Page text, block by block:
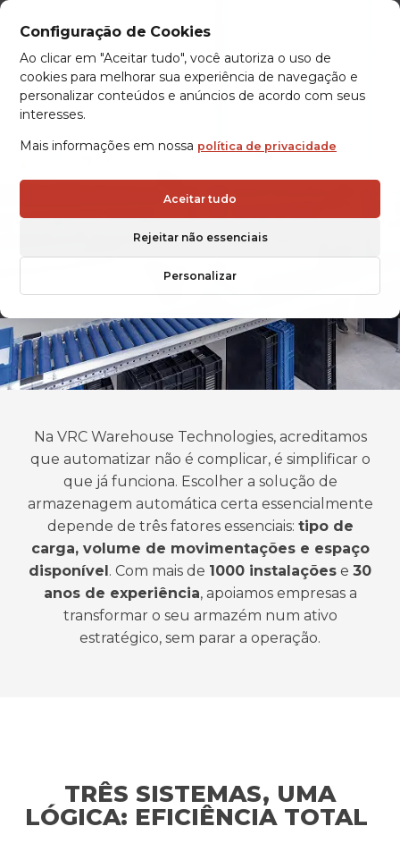
Configuração de Cookies
Ao clicar em "Aceitar tudo", você autoriza o uso de
cookies para melhorar sua experiência de navegação e
personalizar conteúdos e anúncios de acordo com seus
interesses.
Mais informações em nossa política de privacidade
Aceitar tudo
Rejeitar não essenciais
Personalizar
SOLUÇÕES DE ARMAZENAGEM
AUTOMÁTICA
Na VRC Warehouse Technologies, acreditamos
que automatizar não é complicar, é simplificar o
que já funciona. Escolher a solução de
armazenagem automática certa essencialmente
depende de três fatores essenciais: tipo de
carga, volume de movimentações e espaço
disponível. Com mais de 1000 instalações e 30
anos de experiência, apoiamos empresas a
transformar o seu armazém num ativo
estratégico, sem parar a operação.
TRÊS SISTEMAS, UMA
LÓGICA: EFICIÊNCIA TOTAL